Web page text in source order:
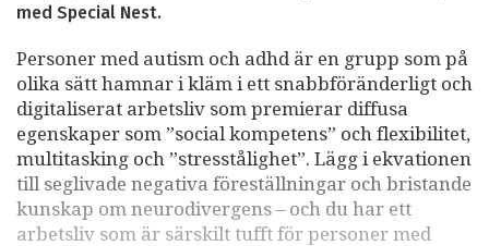
med Special Nest.
Personer med autism och adhd är en grupp som på
olika sätt hamnar i kläm i ett snabbföränderligt och
digitaliserat arbetsliv som premierar diffusa
egenskaper som ”social kompetens” och flexibilitet,
multitasking och ”stresstålighet”. Lägg i ekvationen
till seglivade negativa föreställningar och bristande
kunskap om neurodivergens – och du har ett
arbetsliv som är särskilt tufft för personer med